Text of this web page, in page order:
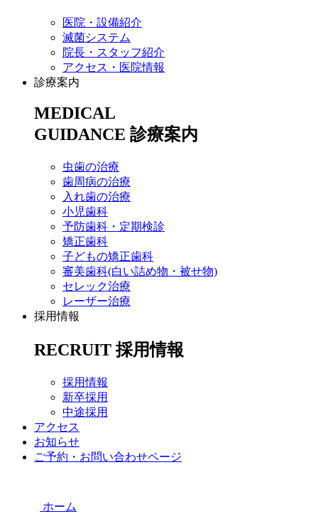
医院・設備紹介
滅菌システム
院長・スタッフ紹介
アクセス・医院情報
診療案内
MEDICAL
GUIDANCE 診療案内
虫歯の治療
歯周病の治療
入れ歯の治療
小児歯科
予防歯科・定期検診
矯正歯科
子どもの矯正歯科
審美歯科(白い詰め物・被せ物)
セレック治療
レーザー治療
採用情報
RECRUIT 採用情報
採用情報
新卒採用
中途採用
アクセス
お知らせ
ご予約・お問い合わせページ
ホーム